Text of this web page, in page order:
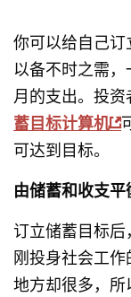
你可以给自己
以备不时之需
月的支出。投
蓄目标计算机
可达到目标。
由储蓄和收支平
订立储蓄目标后
刚投身社会工
地方却很多，